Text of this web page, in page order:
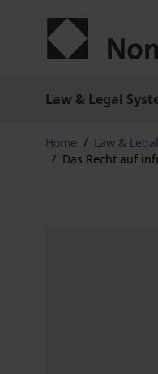
Law & Legal
Home / Law &
/ Das Recht auf